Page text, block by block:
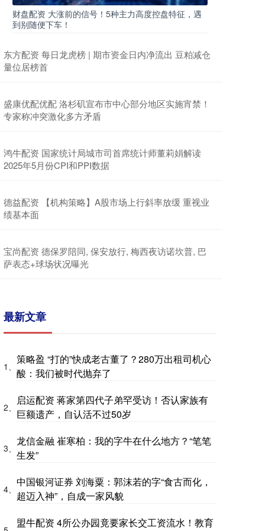
财盘配资 大涨前的信号！5种主力高度控盘特征，遇
到别随便下车！
东方配资 每日龙虎榜 | 期市资金日内净流出 豆粕减仓
量位居榜首
盛康优配优配 洛杉矶宣布市中心部分地区实施宵禁！
专家称冲突激化多方矛盾
鸿牛配资 国家统计局城市司首席统计师董莉娟解读
2025年5月份CPI和PPI数据
德益配资 【机构策略】A股市场上行斜率放缓 重视业
绩基本面
宝尚配资 德保罗陪同, 保安放行, 梅西夜访诺坎普, 巴
萨表态+球场状况曝光
最新文章
1、
策略盈 “打的”快成老古董了？280万出租司机心
酸：我们被时代抛弃了
2、
启运配资 蒋家第四代子弟罕受访！否认家族有
巨额遗产，自认活不过50岁
3、
龙信金融 崔寒柏：我的字牛在什么地方？“笔笔
生发”
4、
中国银河证券 刘海粟：郭沫若的字“食古而化，
超迈入神”，自成一家风貌
盟牛配资 4所公办园竟要家长交工资流水！教育